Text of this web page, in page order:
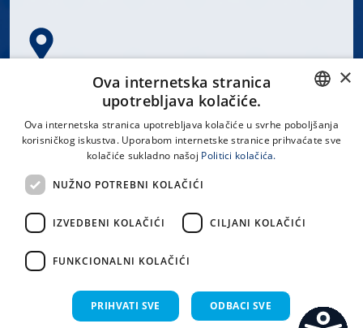
Spinčićeva 1, 21000 Split
LINKOVI
Uvjeti korištenja
CROATIAN
×
Ova internetska stranica
upotrebljava kolačiće.
Ova internetska stranica upotrebljava kolačiće u svrhe poboljšanja
korisničkog iskustva. Uporabom internetske stranice prihvaćate sve
kolačiće sukladno našoj Politici kolačića.
NUŽNO POTREBNI KOLAČIĆI
IZVEDBENI KOLAČIĆI CILJANI KOLAČIĆI
FUNKCIONALNI KOLAČIĆI
PRIHVATI SVE ODBACI SVE